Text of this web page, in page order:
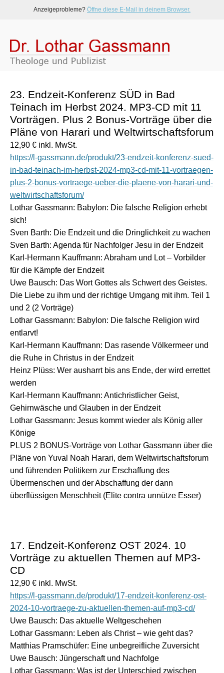
Anzeigeprobleme? Öffne diese E-Mail in deinem Browser.
23. Endzeit-Konferenz SÜD in Bad
Teinach im Herbst 2024. MP3-CD mit 11
Vorträgen. Plus 2 Bonus-Vorträge über die
Pläne von Harari und Weltwirtschaftsforum
12,90 € inkl. MwSt.
https://l-gassmann.de/produkt/23-endzeit-konferenz-sued-
in-bad-teinach-im-herbst-2024-mp3-cd-mit-11-vortraegen-
plus-2-bonus-vortraege-ueber-die-plaene-von-harari-und-
weltwirtschaftsforum/
Lothar Gassmann: Babylon: Die falsche Religion erhebt
sich!
Sven Barth: Die Endzeit und die Dringlichkeit zu wachen
Sven Barth: Agenda für Nachfolger Jesu in der Endzeit
Karl-Hermann Kauffmann: Abraham und Lot – Vorbilder
für die Kämpfe der Endzeit
Uwe Bausch: Das Wort Gottes als Schwert des Geistes.
Die Liebe zu ihm und der richtige Umgang mit ihm. Teil 1
und 2 (2 Vorträge)
Lothar Gassmann: Babylon: Die falsche Religion wird
entlarvt!
Karl-Hermann Kauffmann: Das rasende Völkermeer und
die Ruhe in Christus in der Endzeit
Heinz Plüss: Wer ausharrt bis ans Ende, der wird errettet
werden
Karl-Hermann Kauffmann: Antichristlicher Geist,
Gehirnwäsche und Glauben in der Endzeit
Lothar Gassmann: Jesus kommt wieder als König aller
Könige
PLUS 2 BONUS-Vorträge von Lothar Gassmann über die
Pläne von Yuval Noah Harari, dem Weltwirtschaftsforum
und führenden Politikern zur Erschaffung des
Übermenschen und der Abschaffung der dann
überflüssigen Menschheit (Elite contra unnütze Esser)
17. Endzeit-Konferenz OST 2024. 10
Vorträge zu aktuellen Themen auf MP3-
CD
12,90 € inkl. MwSt.
https://l-gassmann.de/produkt/17-endzeit-konferenz-ost-
2024-10-vortraege-zu-aktuellen-themen-auf-mp3-cd/
Uwe Bausch: Das aktuelle Weltgeschehen
Lothar Gassmann: Leben als Christ – wie geht das?
Matthias Pramschüfer: Eine unbegreifliche Zuversicht
Uwe Bausch: Jüngerschaft und Nachfolge
Lothar Gassmann: Was ist der Unterschied zwischen